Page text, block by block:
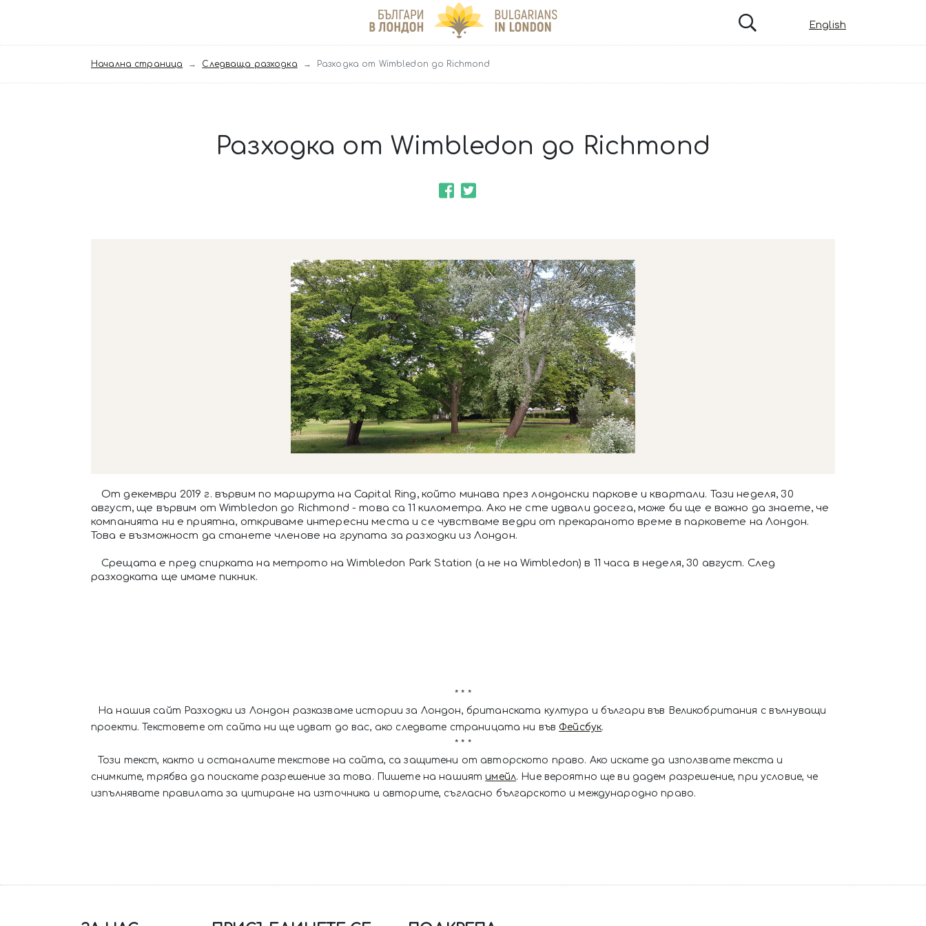
English
Начална страница Следваща разходка Разходка от Wimbledon до Richmond
Разходка от Wimbledon до Richmond
От декември 2019 г. вървим по маршрута на Capital Ring, който минава през лондонски паркове и квартали. Тази неделя, 30
август, ще вървим от Wimbledon до Richmond - това са 11 километра. Ако не сте идвали досега, може би ще е важно да знаете, че
компанията ни е приятна, откриваме интересни места и се чувстваме ведри от прекараното време в парковете на Лондон.
Това е възможност да станете членове на групата за разходки из Лондон.
Срещата е пред спирката на метрото на Wimbledon Park Station (а не на Wimbledon) в 11 часа в неделя, 30 август. След
разходката ще имаме пикник.
* * *
На нашия сайт Разходки из Лондон разказваме истории за Лондон, британската култура и българи във Великобритания с вълнуващи
проекти. Текстовете от сайта ни ще идват до вас, ако следвате страницата ни във Фейсбук.
* * *
Този текст, както и останалите текстове на сайта, са защитени от авторското право. Ако искате да използвате текста и
снимките, трябва да поискате разрешение за това. Пишете на нашиятимейл. Ние вероятно ще ви дадем разрешение, при условие, че
изпълнявате правилата за цитиране на източника и авторите, съгласно българското и международно право.